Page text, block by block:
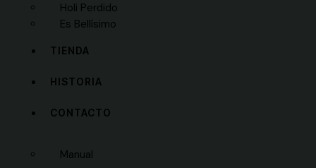
Holi Perdido
Es Bellísimo
TIENDA
HISTORIA
CONTACTO
Manual